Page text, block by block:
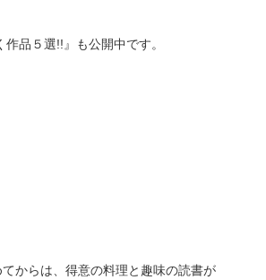
品５選!!』も公開中です。
からは、得意の料理と趣味の読書が